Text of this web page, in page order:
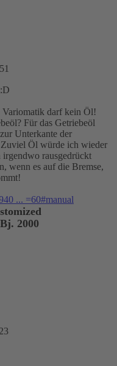
Variomatik darf kein Öl!
Für das Getriebeöl
Unterkante der
Öl würde ich wieder
irgendwo rausgedrückt
wenn es auf die Bremse,
... =60#manual
2000